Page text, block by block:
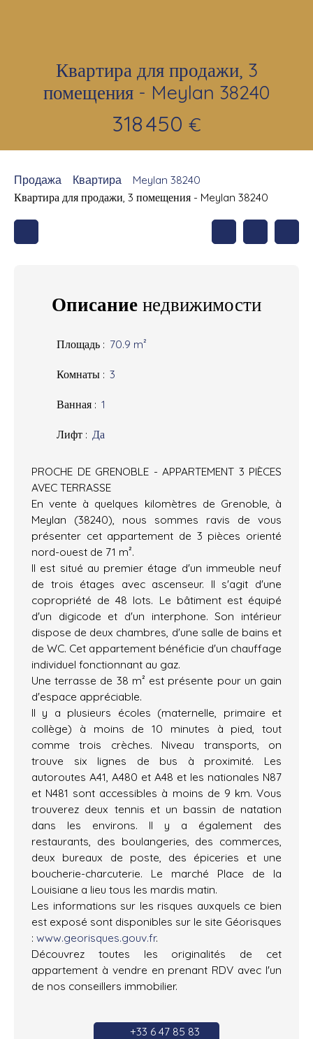
Квартира для продажи, 3
помещения - Meylan 38240
318 450 €
Продажа Квартира
Meylan 38240
Квартира для продажи, 3 помещения - Meylan 38240
Описание недвижимости
Площадь : 70.9 m²
Комнаты : 3
Ванная : 1
Лифт : Да
PROCHE DE GRENOBLE - APPARTEMENT 3 PIÈCES
AVEC TERRASSE
En vente à quelques kilomètres de Grenoble, à
Meylan (38240), nous sommes ravis de vous
présenter cet appartement de 3 pièces orienté
nord-ouest de 71 m².
Il est situé au premier étage d'un immeuble neuf
de trois étages avec ascenseur. Il s'agit d'une
copropriété de 48 lots. Le bâtiment est équipé
d'un digicode et d'un interphone. Son intérieur
dispose de deux chambres, d'une salle de bains et
de WC. Cet appartement bénéficie d'un chauffage
individuel fonctionnant au gaz.
Une terrasse de 38 m² est présente pour un gain
d'espace appréciable.
Il y a plusieurs écoles (maternelle, primaire et
collège) à moins de 10 minutes à pied, tout
comme trois crèches. Niveau transports, on
trouve six lignes de bus à proximité. Les
autoroutes A41, A480 et A48 et les nationales N87
et N481 sont accessibles à moins de 9 km. Vous
trouverez deux tennis et un bassin de natation
dans les environs. Il y a également des
restaurants, des boulangeries, des commerces,
deux bureaux de poste, des épiceries et une
boucherie-charcuterie. Le marché Place de la
Louisiane a lieu tous les mardis matin.
Les informations sur les risques auxquels ce bien
est exposé sont disponibles sur le site Géorisques
: www.georisques.gouv.fr.
Découvrez toutes les originalités de cet
appartement à vendre en prenant RDV avec l'un
de nos conseillers immobilier.
+33 6 47 85 83